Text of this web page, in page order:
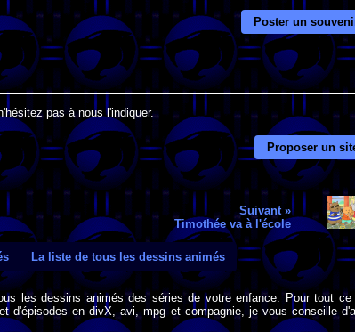
Poster un
pas à nous l'indiquer.
Proposer un
Suivant »
Timothée va à l'école
La liste de tous les dessins animés
les dessins animés des séries de votre enfance. Pour tout ce
d'épisodes en divX, avi, mpg et compagnie, je vous conseille